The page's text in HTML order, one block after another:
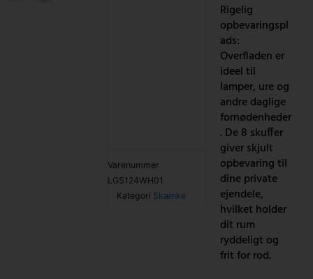
Varenummer
LGS124WH01
Kategori Skænke
Rigelig
opbevaringspl
ads:
Overfladen er
ideel til
lamper, ure og
andre daglige
fornødenheder
. De 8 skuffer
giver skjult
opbevaring til
dine private
ejendele,
hvilket holder
dit rum
ryddeligt og
frit for rod.